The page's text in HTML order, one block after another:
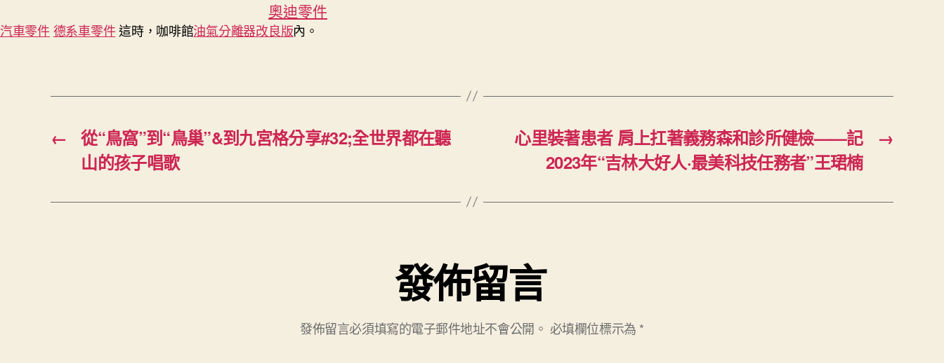
奧迪零件
汽車零件德系車零件這時，咖啡館油氣分離器改良版內。
←
從“鳥窩”到“鳥巢”&到九宮格分享#32;全世界都在聽
山的孩子唱歌
→
心里裝著患者 肩上扛著義務森和診所健檢——記
2023年“吉林大好人·最美科技任務者”王珺楠
發佈留言
發佈留言必須填寫的電子郵件地址不會公開。 必填欄位標示為 *